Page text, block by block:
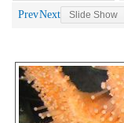
PrevNext Slide Show